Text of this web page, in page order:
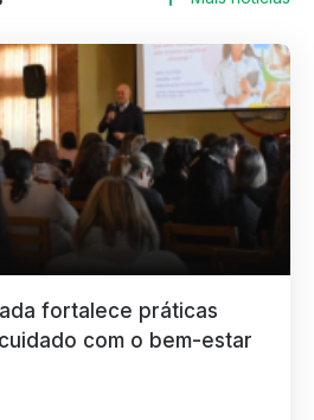
fortalece práticas
com o bem-estar